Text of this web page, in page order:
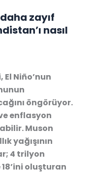
zayıf
nasıl
Niño’nun
öngörüyor.
enflasyon
Muson
yağışının
4 trilyon
oluşturan